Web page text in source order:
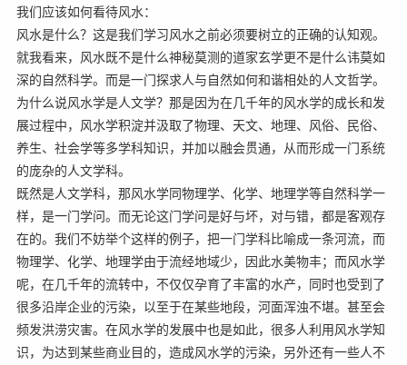
我们应该如何看待风水：
风水是什么？这是我们学习风水之前必须要树立的正确的认知观。
就我看来，风水既不是什么神秘莫测的道家玄学更不是什么讳莫如
深的自然科学。而是一门探求人与自然如何和谐相处的人文哲学。
为什么说风水学是人文学？那是因为在几千年的风水学的成长和发
展过程中，风水学积淀并汲取了物理、天文、地理、风俗、民俗、
养生、社会学等多学科知识，并加以融会贯通，从而形成一门系统
的庞杂的人文学科。
既然是人文学科，那风水学同物理学、化学、地理学等自然科学一
样，是一门学问。而无论这门学问是好与坏，对与错，都是客观存
在的。我们不妨举个这样的例子，把一门学科比喻成一条河流，而
物理学、化学、地理学由于流经地域少，因此水美物丰；而风水学
呢，在几千年的流转中，不仅仅孕育了丰富的水产，同时也受到了
很多沿岸企业的污染，以至于在某些地段，河面浑浊不堪。甚至会
频发洪涝灾害。在风水学的发展中也是如此，很多人利用风水学知
识，为达到某些商业目的，造成风水学的污染，另外还有一些人不